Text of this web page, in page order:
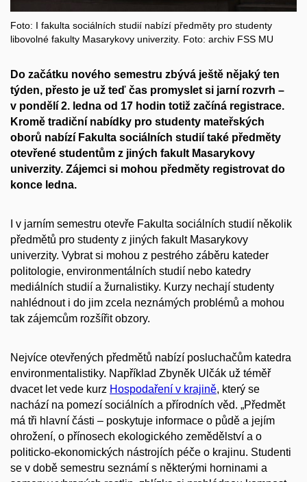
Foto: I fakulta sociálních studií nabízí předměty pro studenty
libovolné fakulty Masarykovy univerzity. Foto: archiv FSS MU
Do začátku nového semestru zbývá ještě nějaký ten
týden, přesto je už teď čas promyslet si jarní rozvrh –
v pondělí 2. ledna od 17 hodin totiž začíná registrace.
Kromě tradiční nabídky pro studenty mateřských
oborů nabízí Fakulta sociálních studií také předměty
otevřené studentům z jiných fakult Masarykovy
univerzity. Zájemci si mohou předměty registrovat do
konce ledna.
I v jarním semestru otevře Fakulta sociálních studií několik
předmětů pro studenty z jiných fakult Masarykovy
univerzity. Vybrat si mohou z pestrého záběru kateder
politologie, environmentálních studií nebo katedry
mediálních studií a žurnalistiky. Kurzy nechají studenty
nahlédnout i do jim zcela neznámých problémů a mohou
tak zájemcům rozšířit obzory.
Nejvíce otevřených předmětů nabízí posluchačům katedra
environmentalistiky. Například Zbyněk Ulčák už téměř
dvacet let vede kurz Hospodaření v krajině, který se
nachází na pomezí sociálních a přírodních věd. „Předmět
má tři hlavní části – poskytuje informace o půdě a jejím
ohrožení, o přínosech ekologického zemědělství a o
politicko-ekonomických nástrojích péče o krajinu. Studenti
se v době semestru seznámí s některými horninami a